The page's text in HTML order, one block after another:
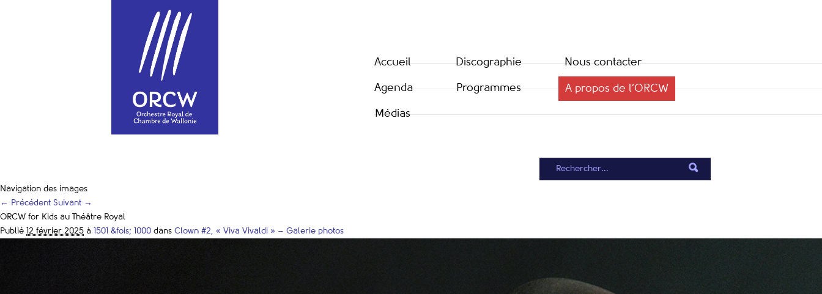
Accueil
Agenda
Médias
Discographie
Programmes
Nous contacter
A propos de l’ORCW
Navigation des images
← Précédent Suivant →
ORCW for Kids au Théâtre Royal
Publié 12 février 2025 à 1501 &fois; 1000 dans Clown #2, « Viva Vivaldi » – Galerie photos